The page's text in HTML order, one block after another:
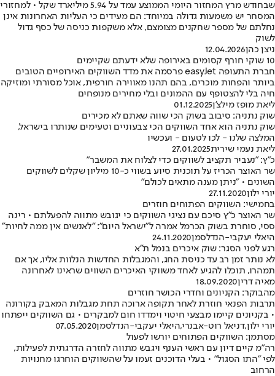
שבחודש מרץ המחזור היומי הממוצע עמד על 5.94 מיליארד שקל • למחזורי
המסחר יש משמעות גדולה במיוחד: הם מעידים כי העליות האחרונות אינן
נחלתם של מספר שחקנים מצומצם, אלא משקפות כניסה של כסף גדול
לשוק
ניצן כהן12.04.2026
10 שוקי חורף קסומים באירופה שלא ידעתם שקיימים
חברת התעופה easyJet פרסמה את מדד השווקים האירופיים הטובים
ביותר והפחות מוכרים, בהם תהנו מאווירה חורפית, אוכל מסורתי ומוזיקה
חיה בלי להצטופף עם ההמונים ובלי מחירים מנופחים
ליאת מופז מילצ'ן01.12.2025
שוק נתניה: סיבוב בשוק הכי שווה שאתם לא מכירים
שוק נתניה הוא אחד השווקים הכי צבעוניים וטעימים שנותרו בישראל,
המלצה שלנו - לכו לטעום - ועכשיו
ליאת נעמי שירית27.01.2025
כ"ץ: "נעביר תקציב לשווקים כדי לצלוח את המשבר"
שר האוצר הכריז על תוכנית סיוע בשווי כ-10 מיליון שקלים לשווקים
השונים • "ניתן מענה מתאים לכולם"
יורי ילון27.11.2020
בחמישי: השווקים הפתוחים חוזרים
שר האוצר כ"ץ סיכם עם נציגי השווקים כי יגובש מתווה להפעלתם • רינה
ססי, סוחרת בשוק הכרמל אמרה ל"ישראל היום": "לאנשים אין ממה לחיות"
היאלי יעקבי-הנדלסמן24.11.2020
רגע לפני הסגר: שוק איכרים בנמל ת"א
לא נותר זמן רב עד כניסת החג, והמגבלות החדשות הנלוות אליו, אך אם
תמהרו, תוכלו להגיע לאחד משווקי האיכרים השווים שראינו לאחרונה
מאיה דרין18.09.2020
מהבוקר: הקניונים וחדרי הכושר חוזרים
תרבות הפנאי חוזרת לאחר תקופה ארוכה תחת מגבלות המאבק בקורונה
• בקניונים קיימו מבצעי חיטוי וימדדו חום למבקרים • גם השווקים ייפתחו
יורי ילון,דניאל רוט-אבנרי,היאלי יעקבי-הנדלסמן07.05.2020
מסתמן: השווקים הפתוחים יורשו לפעול
רה"מ קיים דיון עם ראשי הענף ויגבש מתווה לחזרה הדרגתית לפעילות,
לפי "התו הסגול" • בעלי הדוכנים זעמו על שהשווקים הוחרגו מחנויות
הרחוב